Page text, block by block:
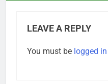
LEAVE A REPLY
You must be logged in